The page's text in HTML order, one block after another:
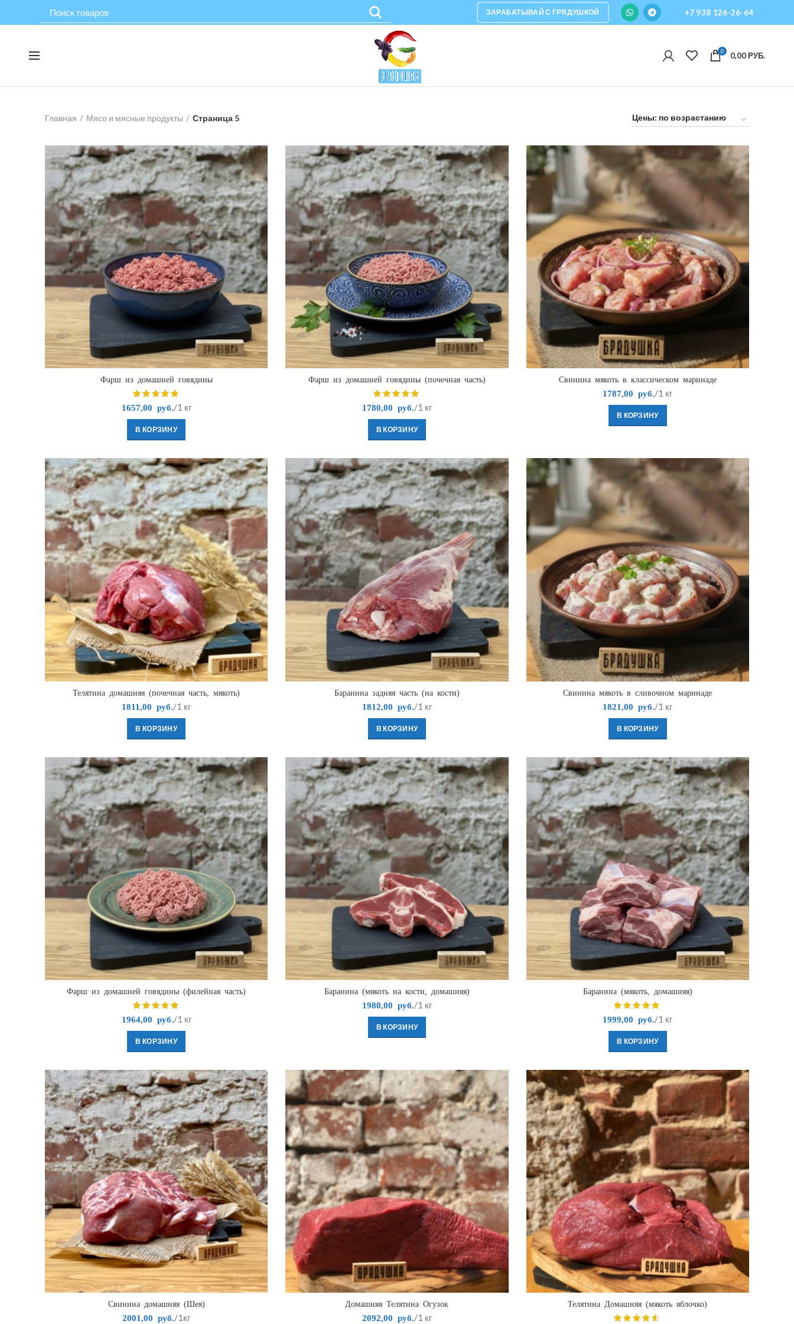
ЗАРАБАТЫВАЙ С ГРЯДУШКОЙ +7 938 126-26-64
0 0,00РУБ.
Главная Мясо и мясные продукты Страница 5
Фарш из домашней говядины
1657,00 руб. /1 кг
В КОРЗИНУ
Фарш из домашней говядины (почечная часть)
1780,00 руб. /1 кг
В КОРЗИНУ
Свинина мякоть в классическом маринаде
1787,00 руб. /1 кг
В КОРЗИНУ
Телятина домашняя (почечная часть, мякоть)
1811,00 руб. /1 кг
В КОРЗИНУ
Баранина задняя часть (на кости)
1812,00 руб. /1 кг
В КОРЗИНУ
Свинина мякоть в сливочном маринаде
1821,00 руб. /1 кг
В КОРЗИНУ
Фарш из домашней говядины (филейная часть)
1964,00 руб. /1 кг
В КОРЗИНУ
Баранина (мякоть на кости, домашняя)
1980,00 руб. /1 кг
В КОРЗИНУ
Баранина (мякоть, домашняя)
1999,00 руб. /1 кг
В КОРЗИНУ
Свинина домашняя (Шея)
2001,00 руб. /1кг
Домашняя Телятина Огузок
2092,00 руб. /1 кг
Телятина Домашняя (мякоть яблочко)